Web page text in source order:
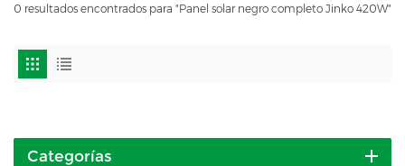
0 resultados encontrados para "Panel solar negro completo Jinko 420W"
Categorías